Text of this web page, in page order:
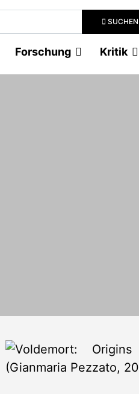
SUCHEN
Forschung Kritik